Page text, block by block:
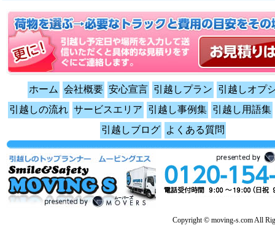
ホーム 会社概要 安心宣言 引越しプラン
引越しオプ
引越しの流れ サービスエリア 引越し事例集 引越し用語集
引越しブログ
よくある質問
Copyright © moving-s.com All